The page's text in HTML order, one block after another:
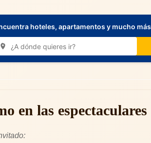
hoteles, apartamentos y mucho
en las